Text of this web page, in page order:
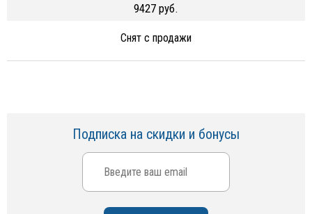
9427 руб.
Снят с продажи
Подписка на скидки и бонусы